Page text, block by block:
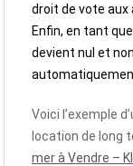
droit de vote aux
Enfin, en tant
devient nul et
Voici l’exemple
location de long
mer à Vendre –